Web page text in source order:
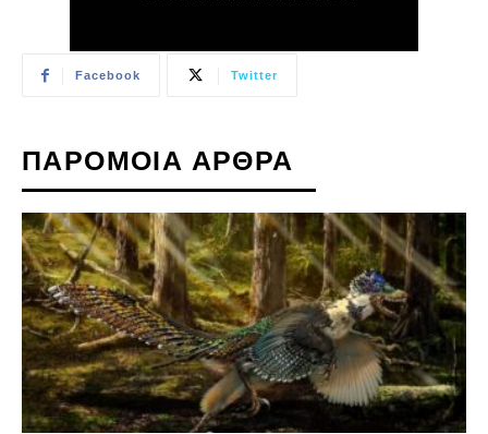
Facebook Twitter
ΠΑΡΟΜΟΙΑ ΑΡΘΡΑ